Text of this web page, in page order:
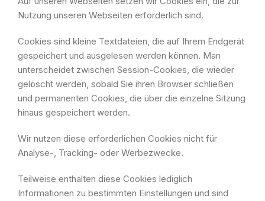
Nutzung unseren Webseiten erforderlich sind.
Cookies sind kleine Textdateien, die auf Ihrem Endgerät
gespeichert und ausgelesen werden können. Man
unterscheidet zwischen Session-Cookies, die wieder
gelöscht werden, sobald Sie ihren Browser schließen
und permanenten Cookies, die über die einzelne Sitzung
hinaus gespeichert werden.
Wir nutzen diese erforderlichen Cookies nicht für
Analyse-, Tracking- oder Werbezwecke.
Teilweise enthalten diese Cookies lediglich
Informationen zu bestimmten Einstellungen und sind